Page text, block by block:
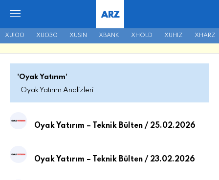
XU100 XU030 XUSIN XBANK XHOLD XUHIZ XHARZ
ARZ
'Oyak Yatırım'
Oyak Yatırım Analizleri
Oyak Yatırım – Teknik Bülten / 25.02.2026
Oyak Yatırım – Teknik Bülten / 23.02.2026